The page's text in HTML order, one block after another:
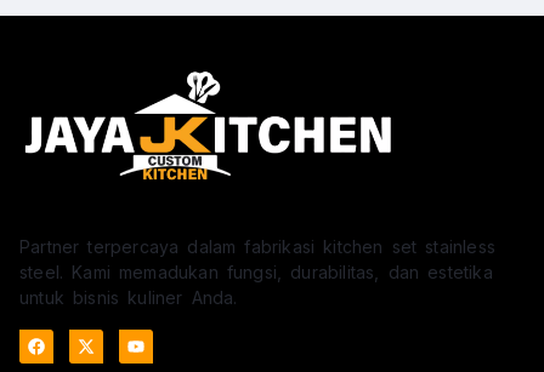
Partner terpercaya dalam fabrikasi kitchen set stainless
steel. Kami memadukan fungsi, durabilitas, dan estetika
untuk bisnis kuliner Anda.